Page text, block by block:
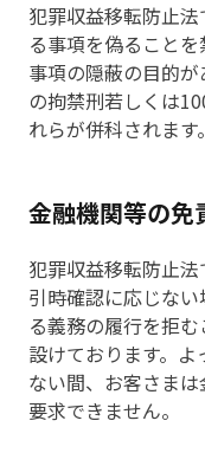
犯罪収益移転防止
る事項を偽ること
事項の隠蔽の目的
の拘禁刑若しくは
れらが併科されます。
金融機関等の免
犯罪収益移転防止
引時確認に応じな
る義務の履行を拒
設けております。
ない間、お客さま
要求できません。